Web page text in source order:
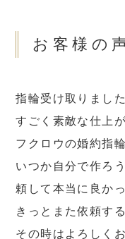
お客様の
指輪受け取りました
すごく素敵な仕上
フクロウの婚約指
いつか自分で作ろ
頼して本当に良か
きっとまた依頼す
その時はよろしく